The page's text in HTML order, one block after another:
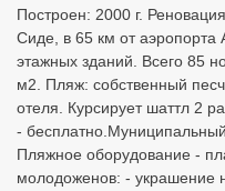
Построен: 2000 г.
Сиде, в 65 км от аэропорта
этажных зданий. Всего 85
м2. Пляж: собственный
отеля. Курсирует шаттл 2
- бесплатно.
Пляжное оборудование -
молодоженов: - украшение